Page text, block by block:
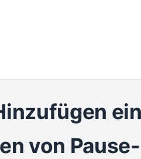
von